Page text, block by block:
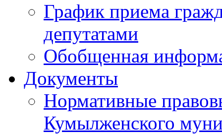
График приема
депутатами
Обобщенная
Документы
Нормативные
Кумылженского